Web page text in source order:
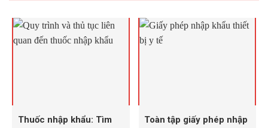
Thuốc nhập khẩu: Tìm
Toàn tập giấy phép nhập